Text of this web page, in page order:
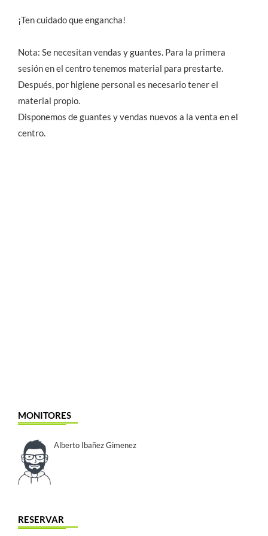
¡Ten cuidado que engancha!
Nota: Se necesitan vendas y guantes. Para la primera
sesión en el centro tenemos material para prestarte.
Después, por higiene personal es necesario tener el
material propio.
Disponemos de guantes y vendas nuevos a la venta en el
centro.
MONITORES
Alberto Ibañez Gimenez
RESERVAR